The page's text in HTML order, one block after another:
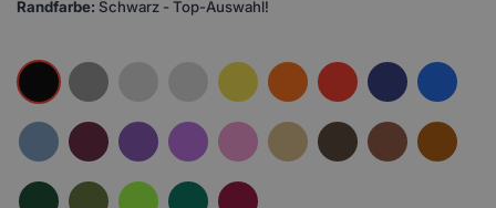
Randfarbe: Schwarz - Top-Auswahl!